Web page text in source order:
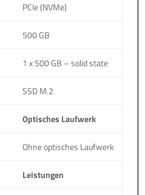
PCIe (NVMe)
500 GB
1 x 500 GB – solid state
SSD M.2
Optisches Laufwerk
Ohne optisches Laufwerk
Leistungen